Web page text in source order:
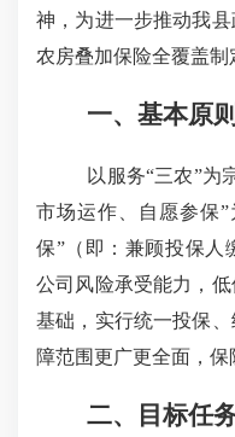
神，为进一步推动我
农房叠加保险全覆盖制
一、基本原则
以服务“三农”为
市场运作、自愿参保
保”（即：兼顾投保人
公司风险承受能力，
基础，实行统一投保
障范围更广更全面，保
二、目标任